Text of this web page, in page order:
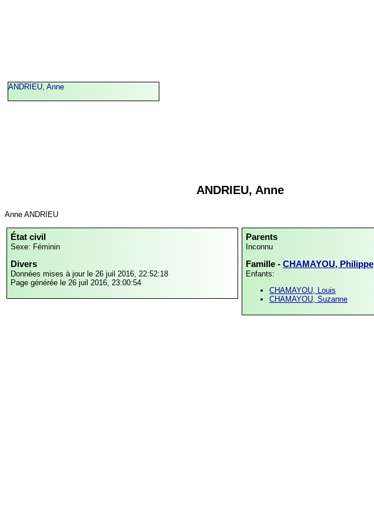
ANDRIEU, Anne
ANDRIEU, Anne
Anne ANDRIEU
État civil
Sexe: Féminin
Divers
Données mises à jour le 26 juil 2016, 22:52:18
Page générée le 26 juil 2016, 23:00:54
Parents
Inconnu
Famille - CHAMAYOU, Philippe
Enfants:
CHAMAYOU, Louis
CHAMAYOU, Suzanne